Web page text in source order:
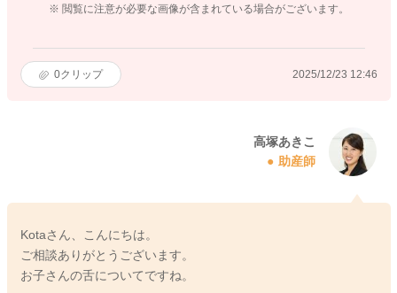
※ 閲覧に注意が必要な画像が含まれている場合がございます。
0クリップ 2025/12/23 12:46
高塚あきこ
助産師
Kotaさん、こんにちは。
ご相談ありがとうございます。
お子さんの舌についてですね。